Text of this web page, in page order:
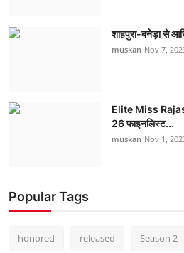
शाहपुरा-बनेड़ा से
muskan Nov 7,
Elite Miss
26 फाइनलिस्ट...
muskan Nov 1,
Popular Tags
honored released Season 2